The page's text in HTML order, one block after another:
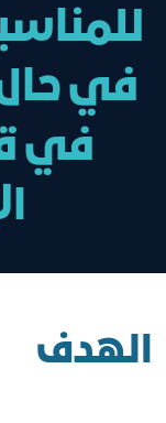
في حال
في
الهدف